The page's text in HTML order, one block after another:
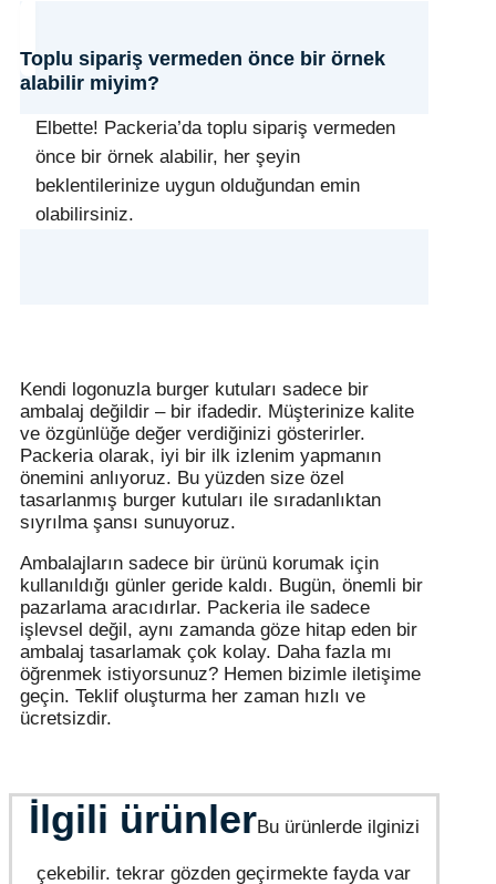
Toplu sipariş vermeden önce bir örnek
alabilir miyim?
Elbette! Packeria’da toplu sipariş vermeden
önce bir örnek alabilir, her şeyin
beklentilerinize uygun olduğundan emin
olabilirsiniz.
Kendi logonuzla burger kutuları sadece bir
ambalaj değildir – bir ifadedir. Müşterinize kalite
ve özgünlüğe değer verdiğinizi gösterirler.
Packeria olarak, iyi bir ilk izlenim yapmanın
önemini anlıyoruz. Bu yüzden size özel
tasarlanmış burger kutuları ile sıradanlıktan
sıyrılma şansı sunuyoruz.
Ambalajların sadece bir ürünü korumak için
kullanıldığı günler geride kaldı. Bugün, önemli bir
pazarlama aracıdırlar. Packeria ile sadece
işlevsel değil, aynı zamanda göze hitap eden bir
ambalaj tasarlamak çok kolay. Daha fazla mı
öğrenmek istiyorsunuz? Hemen bizimle iletişime
geçin. Teklif oluşturma her zaman hızlı ve
ücretsizdir.
İlgili ürünler